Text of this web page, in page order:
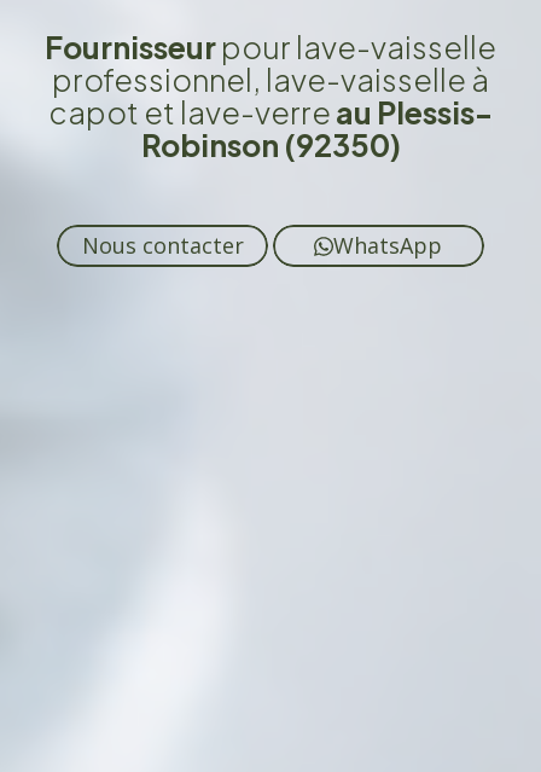
Fournisseurpour lave-vaisselle
professionnel, lave-vaisselle à
capot et lave-verreau Plessis-
Robinson (92350)
Nous contacter WhatsApp